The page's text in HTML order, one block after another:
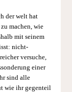
der welt hat
machen, wie
mit seinem
nicht-
versuche,
einer
sind alle
wie ihr gegenteil